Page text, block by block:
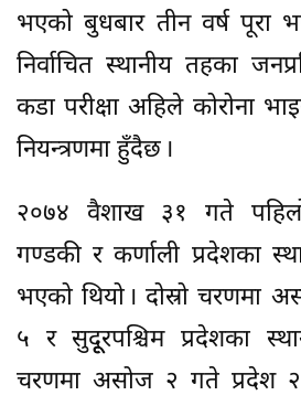
भएको बुधबार तीन वर्ष पूरा
निर्वाचित स्थानीय तहका
कडा परीक्षा अहिले कोरोना
नियन्त्रणमा हुँदैछ ।
२०७४ वैशाख ३१ गते
गण्डकी र कर्णाली प्रदेशका
भएको थियो । दोस्रो चरणमा
५ र सुदूूरपश्चिम प्रदेशका
चरणमा असोज २ गते प्रदेश २